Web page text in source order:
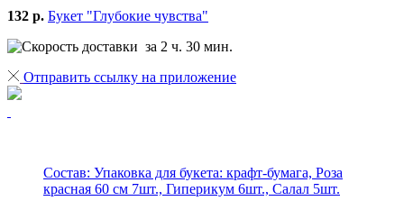
132 р. Букет "Глубокие чувства"
за 2 ч. 30 мин.
Отправить ссылку на приложение
Состав: Упаковка для букета: крафт-бумага, Роза
красная 60 см 7шт., Гиперикум 6шт., Салал 5шт.